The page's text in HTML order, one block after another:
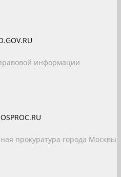
информации
прокуратура города Москвы